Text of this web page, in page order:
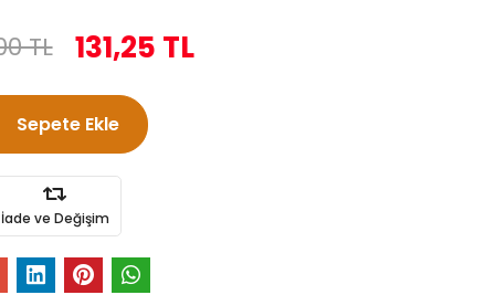
TL 131,25 TL
Sepete Ekle
İade ve Değişim